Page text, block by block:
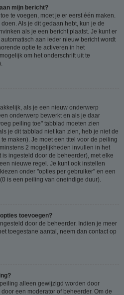
mijn bericht?
te voegen, moet je er eerst één maken.
Als je dit gedaan hebt, kun je de
als je een bericht plaatst. Je kunt er
aan ieder nieuw bericht wordt
optie te activeren in het
om het onderschrift uit te
als je een nieuw onderwerp
onderwerp bewerkt en als je daar
peiling toe" tabblad moeten zien
je dit tabblad niet kan zien, heb je niet de
maken). Je moet een titel voor de peiling
2 mogelijkheden invullen in het
ingesteld door de beheerder), met elke
nieuwe regel. Je kunt ook instellen
onder "opties per gebruiker" en een
is een peiling van oneindige duur).
toevoegen?
door de beheerder. Indien je meer
toegestane aantal, neem dan contact op
alleen gewijzigd worden door
een moderator of beheerder. Om de